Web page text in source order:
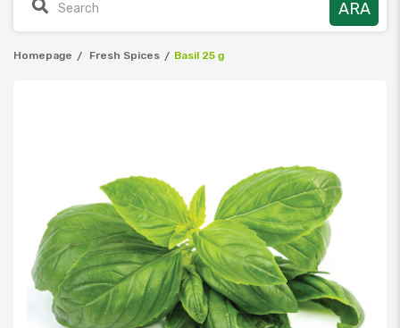
Homepage Fresh Spices Basil 25 g